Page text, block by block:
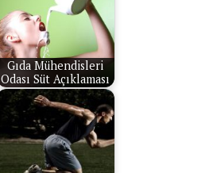
Gıda Mühendisleri
Odası Süt Açıklaması